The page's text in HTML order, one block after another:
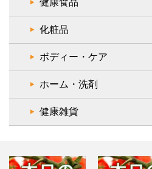
化粧品
ボディー・ケア
ホーム・洗剤
健康雑貨